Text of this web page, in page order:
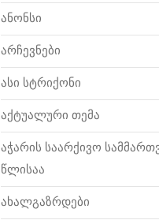
ანონსი
არჩევნები
ასი სტრიქონი
აქტუალური თემა
აჭარის საარქივო
წლისაა
ახალგაზრდები